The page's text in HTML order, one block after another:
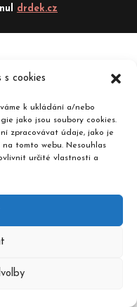
s cookies
k ukládání a/nebo
jako jsou soubory cookies.
zpracovávat údaje, jako je
tomto webu. Nesouhlas
určité vlastnosti a
drdek.cz